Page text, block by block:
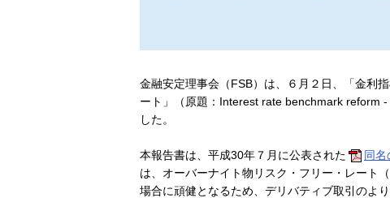
金融安定理事会（FSB）は、６月２日、「金利
ート」（原題：Interest rate benchmark reform
した。
本報告書は、平成30年７月に公表された 同名
は、オーバーナイト物リスク・フリー・レート
場合に頑健となるため、デリバティブ取引のよ